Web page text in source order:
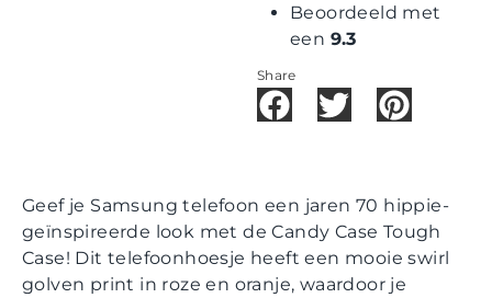
Beoordeeld met
een 9.3
Share
Geef je Samsung telefoon een jaren 70 hippie-
geïnspireerde look met de Candy Case Tough
Case! Dit telefoonhoesje heeft een mooie swirl
golven print in roze en oranje, waardoor je